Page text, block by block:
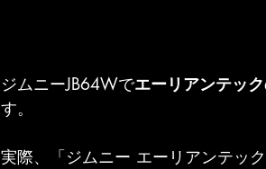
ジムニーJB64Wでエーリアンテッ
す。
実際、「ジムニー エーリアンテッ